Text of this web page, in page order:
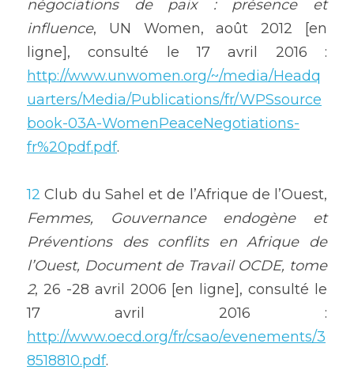
négociations de paix : présence et
influence, UN Women, août 2012 [en
http://www.unwomen.org/~/media/Headq
uarters/Media/Publications/fr/WPSsource
book-03A-WomenPeaceNegotiations-
fr%20pdf.pdf.
12
Femmes, Gouvernance endogène et
Préventions des conflits en Afrique de
l’Ouest, Document de Travail OCDE, tome
2, 26 -28 avril 2006 [en ligne], consulté le
http://www.oecd.org/fr/csao/evenements/3
8518810.pdf.